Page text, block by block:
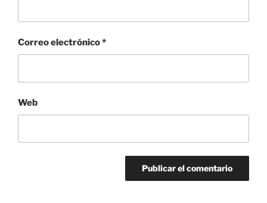
Correo electrónico*
Web